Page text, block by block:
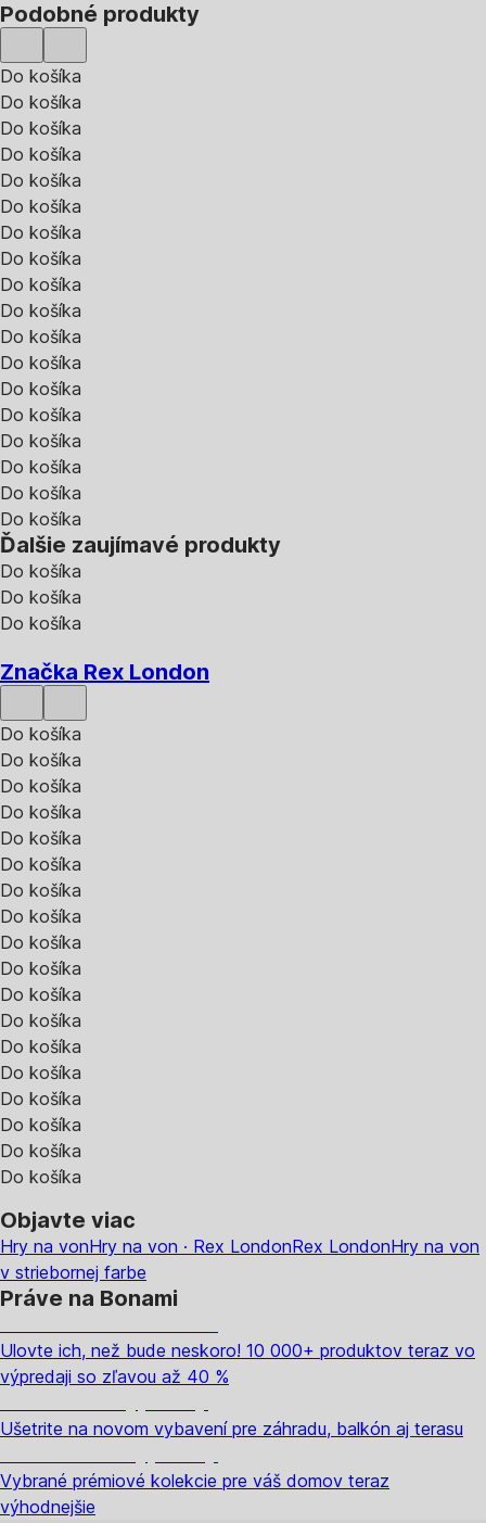
Podobné produkty
Do košíka
Do košíka
Do košíka
Do košíka
Do košíka
Do košíka
Do košíka
Do košíka
Do košíka
Do košíka
Do košíka
Do košíka
Do košíka
Do košíka
Do košíka
Do košíka
Do košíka
Do košíka
Ďalšie zaujímavé produkty
Do košíka
Do košíka
Do košíka
Značka Rex London
Do košíka
Do košíka
Do košíka
Do košíka
Do košíka
Do košíka
Do košíka
Do košíka
Do košíka
Do košíka
Do košíka
Do košíka
Do košíka
Do košíka
Do košíka
Do košíka
Do košíka
Do košíka
Objavte viac
Hry na vonHry na von · Rex LondonRex LondonHry na von
v striebornej farbe
Práve na Bonami
Ulovte ich, než bude neskoro! 10 000+ produktov teraz vo
výpredaji so zľavou až 40 %
Ušetrite na novom vybavení pre záhradu, balkón aj terasu
Vybrané prémiové kolekcie pre váš domov teraz
výhodnejšie